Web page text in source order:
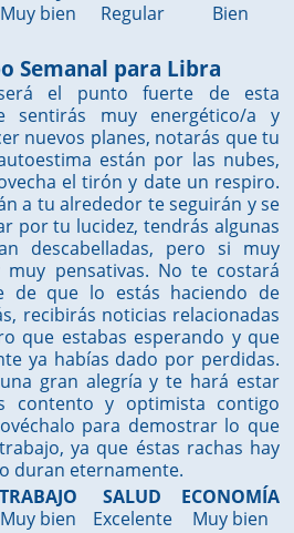
Muy bien
Regular
Bien
Semanal para Libra
el punto fuerte de esta
sentirás muy energético/a y
nuevos planes, notarás que tu
están por las nubes,
el tirón y date un respiro.
a tu alrededor te seguirán y se
por tu lucidez, tendrás algunas
descabelladas, pero si muy
muy pensativas. No te costará
de que lo estás haciendo de
recibirás noticias relacionadas
que estabas esperando y que
ya habías dado por perdidas.
gran alegría y te hará estar
contento y optimista contigo
para demostrar lo que
ya que éstas rachas hay
duran eternamente.
TRABAJO
Muy bien
SALUD
Excelente
ECONOMÍA
Muy bien